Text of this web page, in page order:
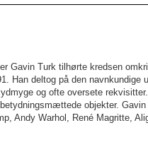
Gavin Turk tilhørte kredsen
Han deltog på den
og ofte oversete
objekter.
Andy Warhol, René Magritte,